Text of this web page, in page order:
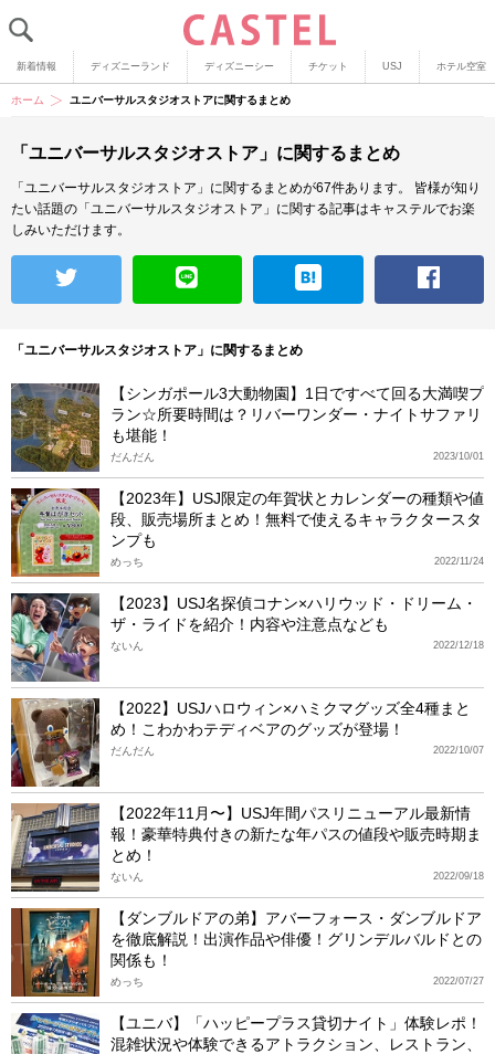
新着情報 ディズニーランド ディズニーシー チケット USJ ホテル空室
ホーム ユニバーサルスタジオストアに関するまとめ
「ユニバーサルスタジオストア」に関するまとめ
「ユニバーサルスタジオストア」に関するまとめが67件あります。
皆様が知り
たい話題の「ユニバーサルスタジオストア」に関する記事はキャステルでお楽
しみいただけます。
「ユニバーサルスタジオストア」に関するまとめ
【シンガポール3大動物園】1日ですべて回る大満喫プ
ラン☆所要時間は？リバーワンダー・ナイトサファリ
も堪能！
2023/10/01
だんだん
【2023年】USJ限定の年賀状とカレンダーの種類や値
段、販売場所まとめ！無料で使えるキャラクタースタ
ンプも
2022/11/24
めっち
【2023】USJ名探偵コナン×ハリウッド・ドリーム・
ザ・ライドを紹介！内容や注意点なども
2022/12/18
ないん
【2022】USJハロウィン×ハミクマグッズ全4種まと
め！こわかわテディベアのグッズが登場！
2022/10/07
だんだん
【2022年11月〜】USJ年間パスリニューアル最新情
報！豪華特典付きの新たな年パスの値段や販売時期ま
とめ！
2022/09/18
ないん
【ダンブルドアの弟】アバーフォース・ダンブルドア
を徹底解説！出演作品や俳優！グリンデルバルドとの
関係も！
2022/07/27
めっち
【ユニバ】「ハッピープラス貸切ナイト」体験レポ！
混雑状況や体験できるアトラクション、レストラン、